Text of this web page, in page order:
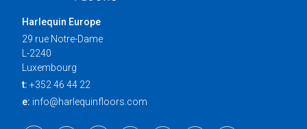
Harlequin Europe
29 rue Notre-Dame
L-2240
Luxembourg
t: +352 46 44 22
e: info@harlequinfloors.com